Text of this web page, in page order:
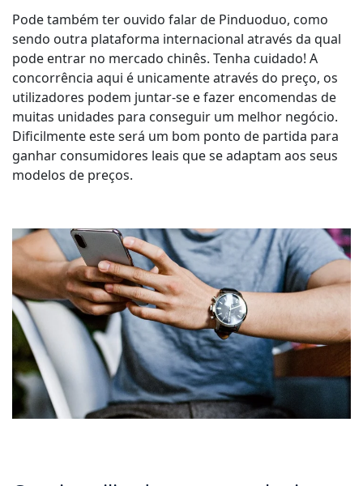
Pode também ter ouvido falar de Pinduoduo, como
sendo outra plataforma internacional através da qual
pode entrar no mercado chinês. Tenha cuidado! A
concorrência aqui é unicamente através do preço, os
utilizadores podem juntar-se e fazer encomendas de
muitas unidades para conseguir um melhor negócio.
Dificilmente este será um bom ponto de partida para
ganhar consumidores leais que se adaptam aos seus
modelos de preços.